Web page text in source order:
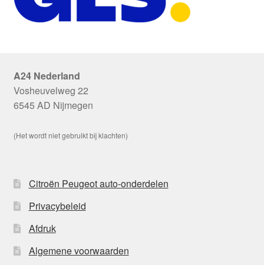
A24 Nederland
Vosheuvelweg 22
6545 AD Nijmegen
(Het wordt niet gebruikt bij klachten)
Citroën Peugeot auto-onderdelen
Privacybeleid
Afdruk
Algemene voorwaarden